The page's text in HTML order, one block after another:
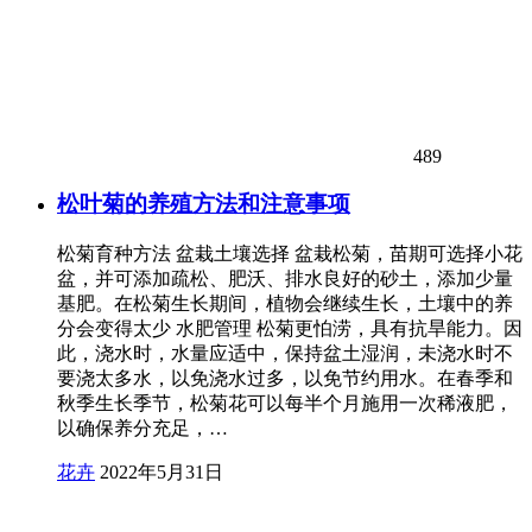
489
松叶菊的养殖方法和注意事项
松菊育种方法 盆栽土壤选择 盆栽松菊，苗期可选择小花
盆，并可添加疏松、肥沃、排水良好的砂土，添加少量
基肥。在松菊生长期间，植物会继续生长，土壤中的养
分会变得太少 水肥管理 松菊更怕涝，具有抗旱能力。因
此，浇水时，水量应适中，保持盆土湿润，未浇水时不
要浇太多水，以免浇水过多，以免节约用水。在春季和
秋季生长季节，松菊花可以每半个月施用一次稀液肥，
以确保养分充足，…
花卉 2022年5月31日